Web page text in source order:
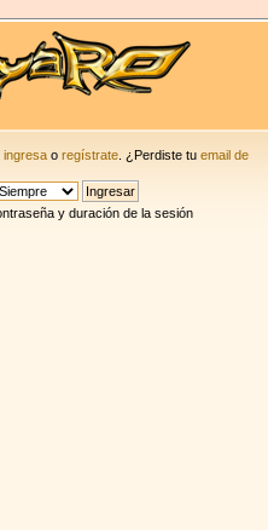
ingresa oregístrate . ¿Perdiste tuemail de
y duración de la sesión